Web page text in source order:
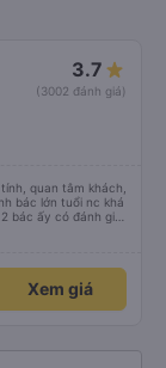
3.7
(3002 đánh giá)
quan tâm khách,
bác ấy có đánh giá
bác nói rất to. To
mình, mình hỗ
bạn nữ lễ tân xinh
(một mình) yêu
Xem giá